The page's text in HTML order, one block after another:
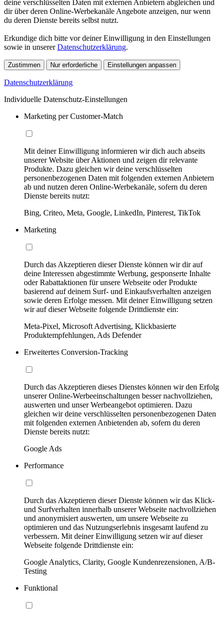
deine verschlüsselten Daten mit externen Anbietern abgleichen und
dir über deren Online-Werbekanäle Angebote anzeigen, nur wenn
du deren Dienste bereits selbst nutzt.
Erkundige dich bitte vor deiner Einwilligung in den Einstellungen
sowie in unsererDatenschutzerklärung.
Zustimmen Nur erforderliche Einstellungen anpassen
Datenschutzerklärung
Individuelle Datenschutz-Einstellungen
Marketing per Customer-Match
Mit deiner Einwilligung informieren wir dich auch abseits
unserer Website über Aktionen und zeigen dir relevante
Produkte. Dazu gleichen wir deine verschlüsselten
personenbezogenen Daten mit folgenden externen Anbietern
ab und nutzen deren Online-Werbekanäle, sofern du deren
Dienste bereits nutzt:
Bing, Criteo, Meta, Google, LinkedIn, Pinterest, TikTok
Marketing
Durch das Akzeptieren dieser Dienste können wir dir auf
deine Interessen abgestimmte Werbung, gesponserte Inhalte
oder Rabattaktionen für unsere Webseite oder Produkte
basierend auf deinem Surf- und Einkaufsverhalten anzeigen
sowie deren Erfolge messen. Mit deiner Einwilligung setzen
wir auf dieser Webseite folgende Drittdienste ein:
Meta-Pixel, Microsoft Advertising, Klickbasierte
Produktempfehlungen, Ads Defender
Erweitertes Conversion-Tracking
Durch das Akzeptieren dieses Dienstes können wir den Erfolg
unserer Online-Werbeeinschaltungen besser nachvollziehen,
auswerten und unser Werbeangebot optimieren. Dazu
gleichen wir deine verschlüsselten personenbezogenen Daten
mit folgenden externen Anbietenden ab, sofern du deren
Dienste bereits nutzt:
Google Ads
Performance
Durch das Akzeptieren dieser Dienste können wir das Klick-
und Surfverhalten innerhalb unserer Webseite nachvollziehen
und anonymisiert auswerten, um unsere Webseite zu
optimieren und das Nutzungserlebnis insgesamt laufend zu
verbessern. Mit deiner Einwilligung setzen wir auf dieser
Webseite folgende Drittdienste ein:
Google Analytics, Clarity, Google Kundenrezensionen, A/B-
Testing
Funktional